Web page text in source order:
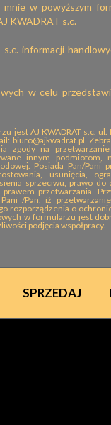
w powyższym
KWADRAT s.c.
informacji
w celu
jest AJ KWADRAT s.c. ul.
biuro@ajkwadrat.pl.
zgody na
innym podmiotom,
Posiada Pan/Pani
usunięcia,
sprzeciwu, prawo do
przetwarzania.
/Pan, iż
rozporządzenia o
w formularzu jest
podjęcia współpracy.
SPRZEDAJ